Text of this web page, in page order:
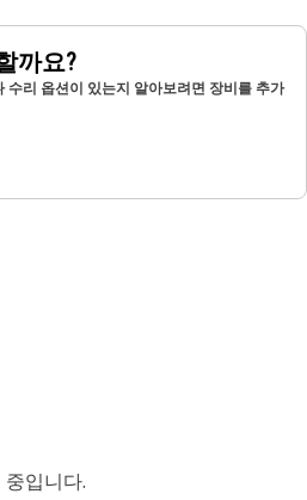
까요?
수리 옵션이 있는지 알아보려면 장비를 추가
입니다.